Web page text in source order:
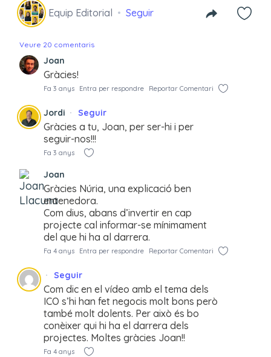
Equip Editorial Seguir
Veure 20 comentaris
Joan
Gràcies!
Fa 3 anys Entra per respondre Reportar Comentari
Jordi Seguir
Gràcies a tu, Joan, per ser-hi i per
seguir-nos!!!
Fa 3 anys
Joan
Gràcies Núria, una explicació ben
entenedora.
Com dius, abans d’invertir en cap
projecte cal informar-se mínimament
del que hi ha al darrera.
Fa 4 anys Entra per respondre Reportar Comentari
Seguir
Com dic en el vídeo amb el tema dels
ICO s’hi han fet negocis molt bons però
també molt dolents. Per això és bo
conèixer qui hi ha el darrera dels
projectes. Moltes gràcies Joan!!
Fa 4 anys